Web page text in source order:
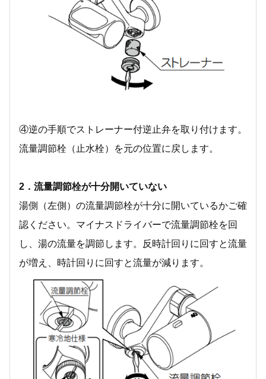
④逆の手順でストレーナー付逆止弁を取り付けます。
流量調節栓（止水栓）を元の位置に戻します。
2．流量調節栓が十分開いていない
湯側（左側）の流量調節栓が十分に開いているかご確
認ください。マイナスドライバーで流量調節栓を回
し、湯の流量を調節します。反時計回りに回すと流量
が増え、時計回りに回すと流量が減ります。